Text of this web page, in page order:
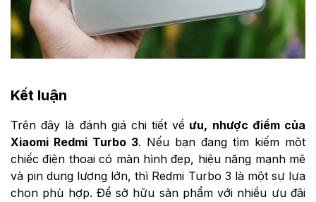
Kết luận
Trên đây là đánh giá chi tiết về ưu, nhược điểm của
Xiaomi Redmi Turbo 3. Nếu bạn đang tìm kiếm một
chiếc điện thoại có màn hình đẹp, hiệu năng mạnh mẽ
và pin dung lượng lớn, thì Redmi Turbo 3 là một sự lựa
chọn phù hợp. Để sở hữu sản phẩm với nhiều ưu đãi